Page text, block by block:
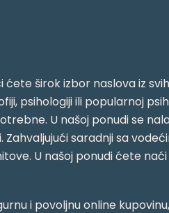
širok izbor naslova iz
psihologiji ili popularnoj
U našoj ponudi se
saradnji sa
U našoj ponudi ćete
i povoljnu online